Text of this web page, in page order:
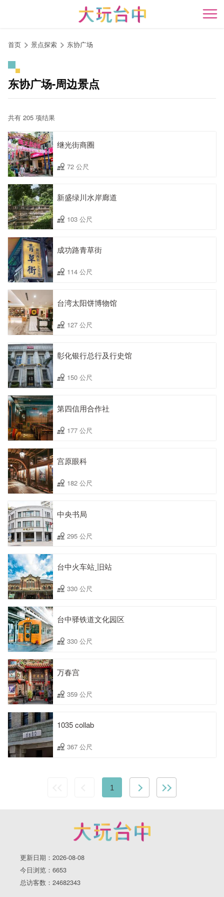
开
首页 景点探索 东协广场
东协广场-周边景点
共有 205 项结果
继光街商圈
72 公尺
新盛绿川水岸廊道
103 公尺
成功路青草街
114 公尺
台湾太阳饼博物馆
127 公尺
彰化银行总行及行史馆
150 公尺
第四信用合作社
177 公尺
宫原眼科
182 公尺
中央书局
295 公尺
台中火车站ˍ旧站
330 公尺
台中驿铁道文化园区
330 公尺
万春宫
359 公尺
1035 collab
367 公尺
1
更新日期：2026-08-08
今日浏览：6653
总访客数：24682343